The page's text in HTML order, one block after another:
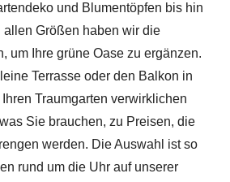
und Blumentöpfen bis hin
allen Größen haben wir die
um Ihre grüne Oase zu ergänzen.
Terrasse oder den Balkon in
Traumgarten verwirklichen
Sie brauchen, zu Preisen, die
werden. Die Auswahl ist so
rund um die Uhr auf unserer